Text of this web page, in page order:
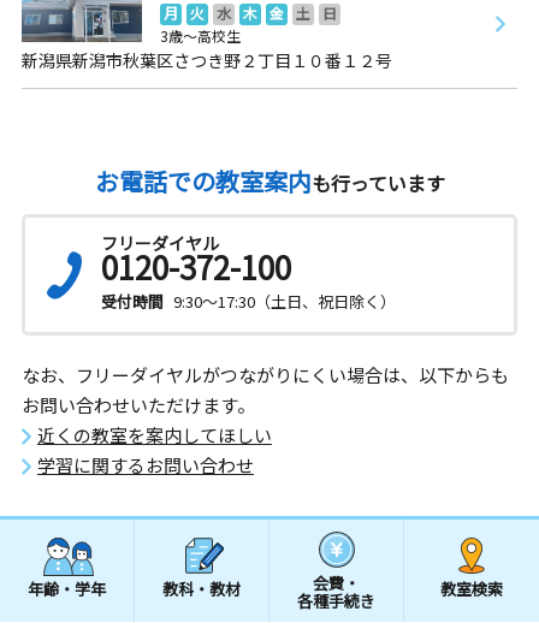
月 火 水 木 金 土
日
3歳～高校生
新潟県新潟市秋葉区さつき野２丁目１０番１２号
お電話での教室案内も行っています
フリーダイヤル
0120-372-100
受付時間 9:30～17:30（土日、祝日除く）
なお、フリーダイヤルがつながりにくい場合は、以下からも
お問い合わせいただけます。
近くの教室を案内してほしい
学習に関するお問い合わせ
年齢・学年 教科・教材 会費・
各種手続き
教室検索